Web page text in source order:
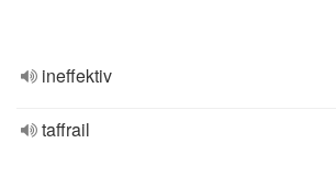
ineffektiv
taffrail